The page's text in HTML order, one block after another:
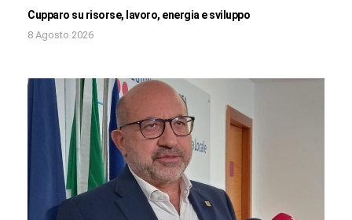
Cupparo su risorse, lavoro, energia e sviluppo
8 Agosto 2026